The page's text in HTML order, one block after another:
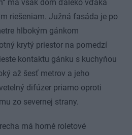
má však dom ďaleko vďaka
riešeniam. Južná fasáda je po
hlbokým gánkom
krytý priestor na pomedzí
kontaktu gánku s kuchyňou
až šesť metrov a jeho
difúzer priamo oproti
zo severnej strany.
má horné roletové